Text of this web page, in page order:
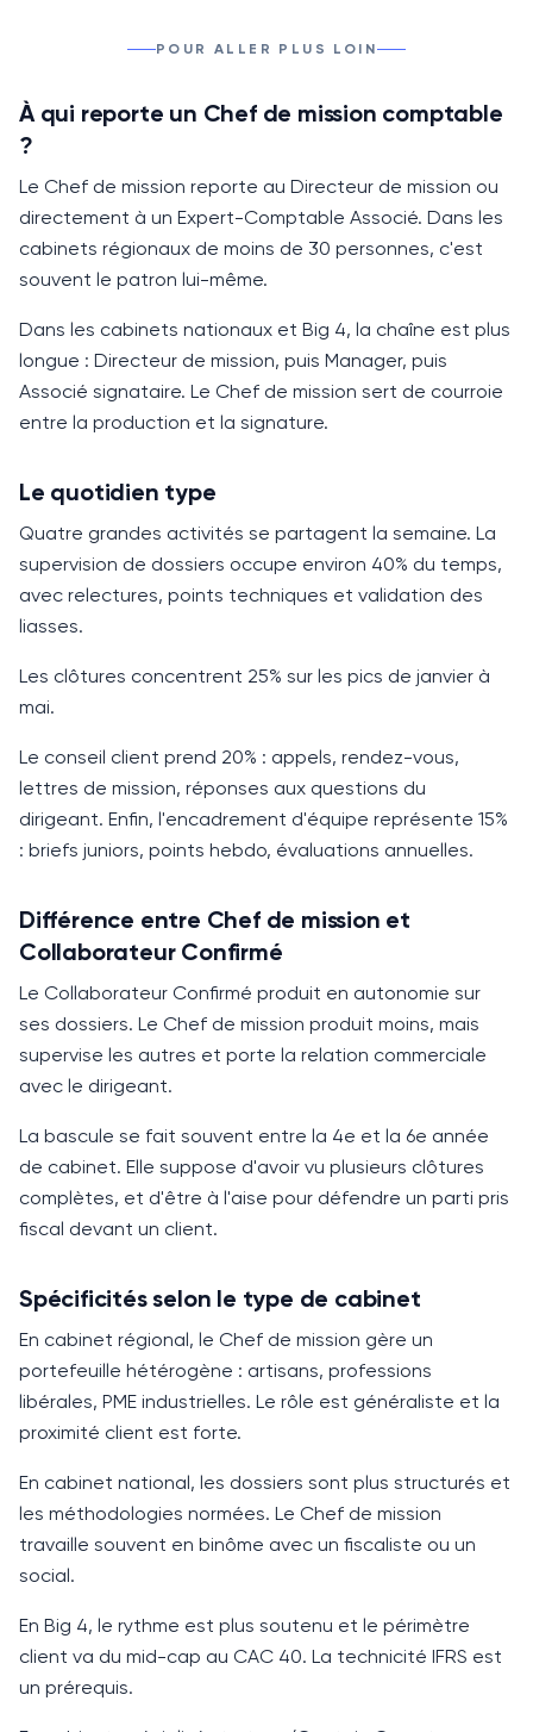
POUR ALLER PLUS LOIN
À qui reporte un Chef de mission comptable
?
Le Chef de mission reporte au Directeur de mission ou
directement à un Expert-Comptable Associé. Dans les
cabinets régionaux de moins de 30 personnes, c'est
souvent le patron lui-même.
Dans les cabinets nationaux et Big 4, la chaîne est plus
longue : Directeur de mission, puis Manager, puis
Associé signataire. Le Chef de mission sert de courroie
entre la production et la signature.
Le quotidien type
Quatre grandes activités se partagent la semaine. La
supervision de dossiers occupe environ 40% du temps,
avec relectures, points techniques et validation des
liasses.
Les clôtures concentrent 25% sur les pics de janvier à
mai.
Le conseil client prend 20% : appels, rendez-vous,
lettres de mission, réponses aux questions du
dirigeant. Enfin, l'encadrement d'équipe représente 15%
: briefs juniors, points hebdo, évaluations annuelles.
Différence entre Chef de mission et
Collaborateur Confirmé
Le Collaborateur Confirmé produit en autonomie sur
ses dossiers. Le Chef de mission produit moins, mais
supervise les autres et porte la relation commerciale
avec le dirigeant.
La bascule se fait souvent entre la 4e et la 6e année
de cabinet. Elle suppose d'avoir vu plusieurs clôtures
complètes, et d'être à l'aise pour défendre un parti pris
fiscal devant un client.
Spécificités selon le type de cabinet
En cabinet régional, le Chef de mission gère un
portefeuille hétérogène : artisans, professions
libérales, PME industrielles. Le rôle est généraliste et la
proximité client est forte.
En cabinet national, les dossiers sont plus structurés et
les méthodologies normées. Le Chef de mission
travaille souvent en binôme avec un fiscaliste ou un
social.
En Big 4, le rythme est plus soutenu et le périmètre
client va du mid-cap au CAC 40. La technicité IFRS est
un prérequis.